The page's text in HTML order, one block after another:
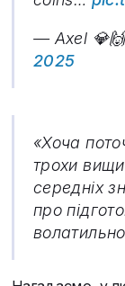
— Axel
2025
«Хоча
трохи
середніх
про